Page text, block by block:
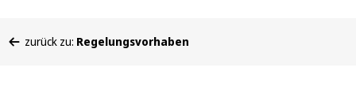
befinden
zurück zu: Regelungsvorhaben